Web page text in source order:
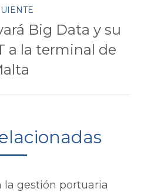
Publicación
siguiente:
Big Data y su
a la terminal de
la gestión portuaria